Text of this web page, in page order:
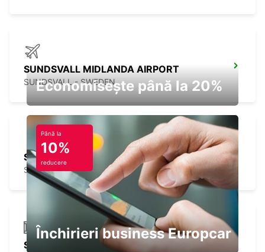
SUNDSVALL MIDLANDA AIRPORT
SUNDSVALL - SWEDEN
SUNDSVALL
SUNDSVALL - SWEDEN
SUNDSVALL TRAIN STATION
Economisește până la 20%
Până la
10%
reducere
Închirieri business Europcar